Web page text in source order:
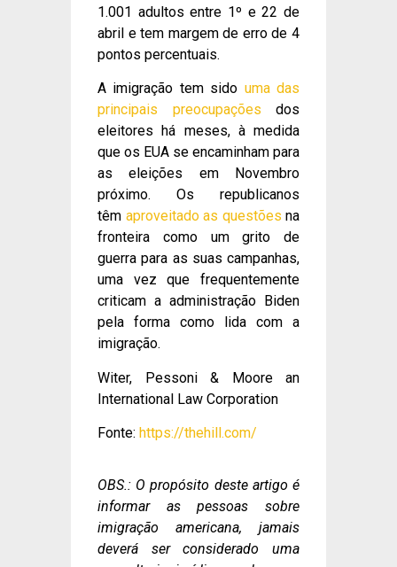
1.001 adultos entre 1º e 22 de
abril e tem margem de erro de 4
pontos percentuais.
A imigração tem sido uma das
principais preocupações dos
eleitores há meses, à medida
que os EUA se encaminham para
as eleições em Novembro
próximo. Os republicanos
têm aproveitado as questões na
fronteira como um grito de
guerra para as suas campanhas,
uma vez que frequentemente
criticam a administração Biden
pela forma como lida com a
imigração.
Witer, Pessoni & Moore an
International Law Corporation
Fonte: https://thehill.com/
OBS.: O propósito deste artigo é
informar as pessoas sobre
imigração americana, jamais
deverá ser considerado uma